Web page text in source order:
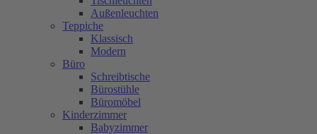
Außenleuchten
Teppiche
Klassisch
Modern
Büro
Schreibtische
Bürostühle
Büromöbel
Kinderzimmer
Babyzimmer